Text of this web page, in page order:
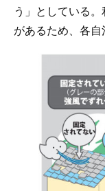
う」としている
があるため、各自